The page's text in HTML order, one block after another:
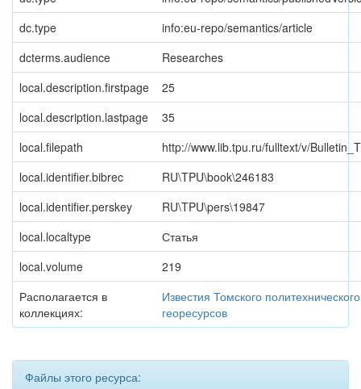
dc.type
info:eu-repo/semantics/article
dcterms.audience
Researches
local.description.firstpage
25
local.description.lastpage
35
local.filepath
http://www.lib.tpu.ru/fulltext/v/
local.identifier.bibrec
RU\TPU\book\246183
local.identifier.perskey
RU\TPU\pers\19847
local.localtype
Статья
local.volume
219
Располагается в
коллекциях:
Известия Томского
георесурсов
Файлы этого ресурса: